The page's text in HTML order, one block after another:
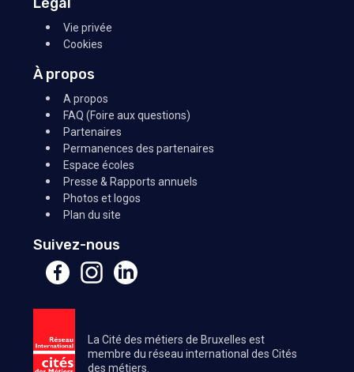
Vie privée
Cookies
À propos
A propos
FAQ (Foire aux questions)
Partenaires
Permanences des partenaires
Espace écoles
Presse & Rapports annuels
Photos et logos
Plan du site
Suivez-nous
La Cité des métiers de Bruxelles est
membre du réseau international des Cités
des métiers.